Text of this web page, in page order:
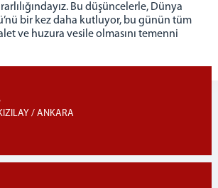
Bu düşüncelerle, Dünya
bir kez daha kutluyor, bu günün tüm
ve huzura vesile olmasını temenni
/ ANKARA